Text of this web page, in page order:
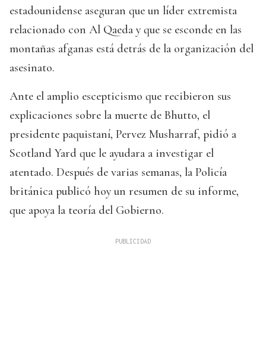
estadounidense aseguran que un líder extremista
relacionado con Al Qaeda y que se esconde en las
montañas afganas está detrás de la organización del
asesinato.
Ante el amplio escepticismo que recibieron sus
explicaciones sobre la muerte de Bhutto, el
presidente paquistaní, Pervez Musharraf, pidió a
Scotland Yard que le ayudara a investigar el
atentado. Después de varias semanas, la Policía
británica publicó hoy un resumen de su informe,
que apoya la teoría del Gobierno.